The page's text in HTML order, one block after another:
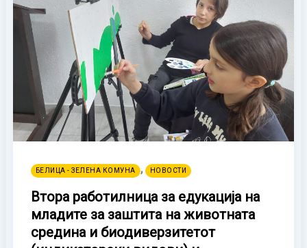
БЕЛИЦА - ЗЕЛЕНА КОМУНА , НОВОСТИ
Втора работилница за едукација на
младите за заштита на животната
средина и биодиверзитетот